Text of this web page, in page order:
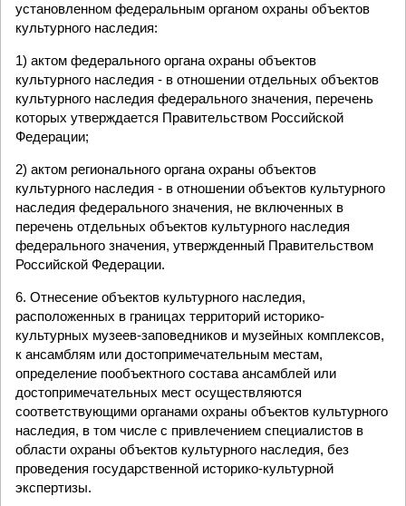
установленном федеральным органом охраны объектов
культурного наследия:
1) актом федерального органа охраны объектов
культурного наследия - в отношении отдельных объектов
культурного наследия федерального значения, перечень
которых утверждается Правительством Российской
Федерации;
2) актом регионального органа охраны объектов
культурного наследия - в отношении объектов культурного
наследия федерального значения, не включенных в
перечень отдельных объектов культурного наследия
федерального значения, утвержденный Правительством
Российской Федерации.
6. Отнесение объектов культурного наследия,
расположенных в границах территорий историко-
культурных музеев-заповедников и музейных комплексов,
к ансамблям или достопримечательным местам,
определение пообъектного состава ансамблей или
достопримечательных мест осуществляются
соответствующими органами охраны объектов культурного
наследия, в том числе с привлечением специалистов в
области охраны объектов культурного наследия, без
проведения государственной историко-культурной
экспертизы.